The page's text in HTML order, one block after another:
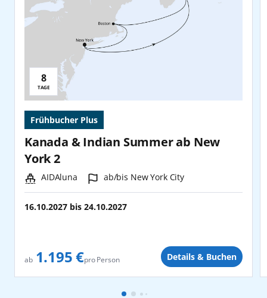
Reisedauer:
8
TAGE
Frühbucher Plus
Kanada & Indian Summer ab New
York 2
Schiff:
AIDAluna Hafen:
ab/bis New York City
16.10.2027 bis 24.10.2027
ab 1.195 €pro Person Details & Buchen